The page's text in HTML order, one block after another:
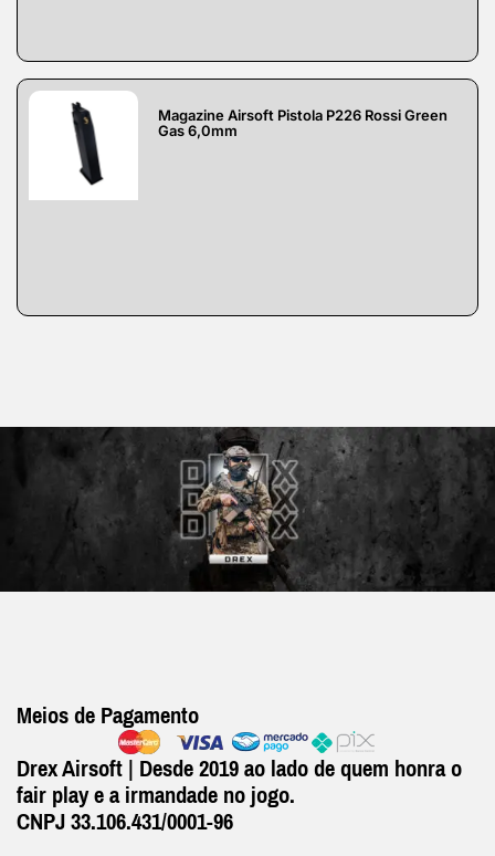
Magazine Airsoft Pistola P226 Rossi Green
Gas 6,0mm
Meios de Pagamento
Drex Airsoft | Desde 2019 ao lado de quem honra o
fair play e a irmandade no jogo.
CNPJ 33.106.431/0001-96